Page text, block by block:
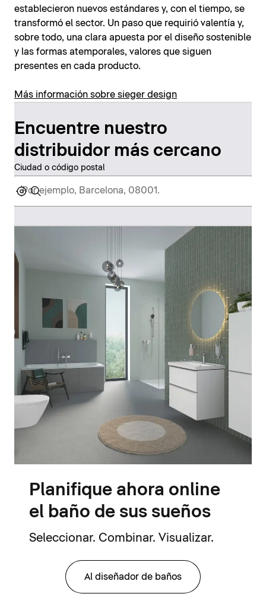
establecieron nuevos estándares y, con el tiempo, se
transformó el sector. Un paso que requirió valentía y,
sobre todo, una clara apuesta por el diseño sostenible
y las formas atemporales, valores que siguen
presentes en cada producto.
Más información sobre sieger design
Encuentre nuestro
distribuidor más cercano
Ciudad o código postal
Planifique ahora online
el baño de sus sueños
Seleccionar. Combinar. Visualizar.
Al diseñador de baños